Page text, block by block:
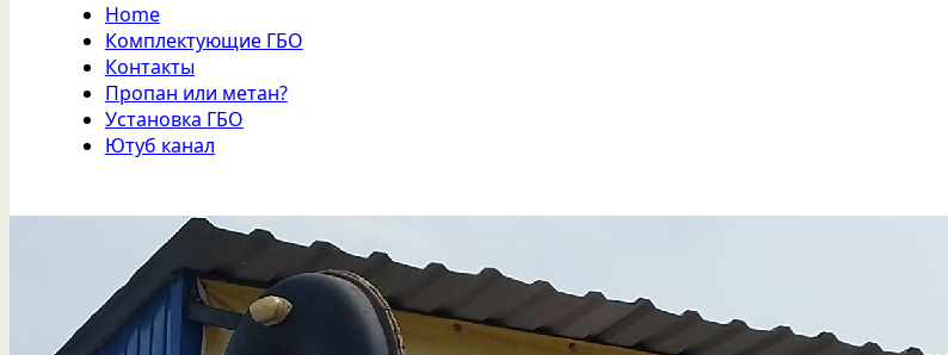
Home
Комплектующие ГБО
Контакты
Пропан или метан?
Установка ГБО
Ютуб канал